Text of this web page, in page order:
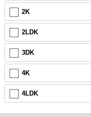
2K
2LDK
3DK
4K
4LDK